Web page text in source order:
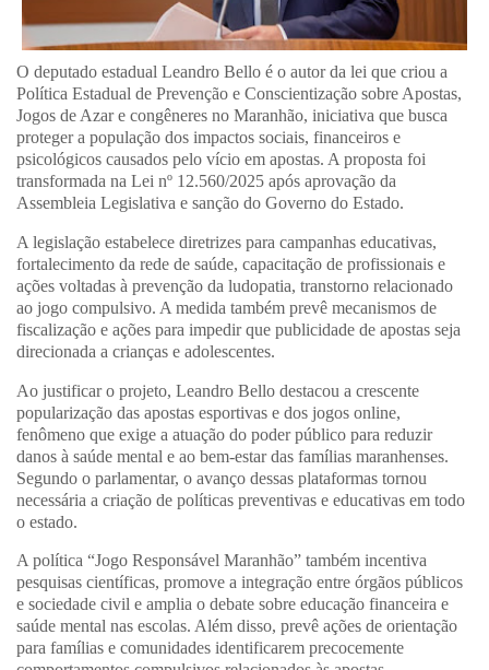
O deputado estadual Leandro Bello é o autor da lei que criou a
Política Estadual de Prevenção e Conscientização sobre Apostas,
Jogos de Azar e congêneres no Maranhão, iniciativa que busca
proteger a população dos impactos sociais, financeiros e
psicológicos causados pelo vício em apostas. A proposta foi
transformada na Lei nº 12.560/2025 após aprovação da
Assembleia Legislativa e sanção do Governo do Estado.
A legislação estabelece diretrizes para campanhas educativas,
fortalecimento da rede de saúde, capacitação de profissionais e
ações voltadas à prevenção da ludopatia, transtorno relacionado
ao jogo compulsivo. A medida também prevê mecanismos de
fiscalização e ações para impedir que publicidade de apostas seja
direcionada a crianças e adolescentes.
Ao justificar o projeto, Leandro Bello destacou a crescente
popularização das apostas esportivas e dos jogos online,
fenômeno que exige a atuação do poder público para reduzir
danos à saúde mental e ao bem-estar das famílias maranhenses.
Segundo o parlamentar, o avanço dessas plataformas tornou
necessária a criação de políticas preventivas e educativas em todo
o estado.
A política “Jogo Responsável Maranhão” também incentiva
pesquisas científicas, promove a integração entre órgãos públicos
e sociedade civil e amplia o debate sobre educação financeira e
saúde mental nas escolas. Além disso, prevê ações de orientação
para famílias e comunidades identificarem precocemente